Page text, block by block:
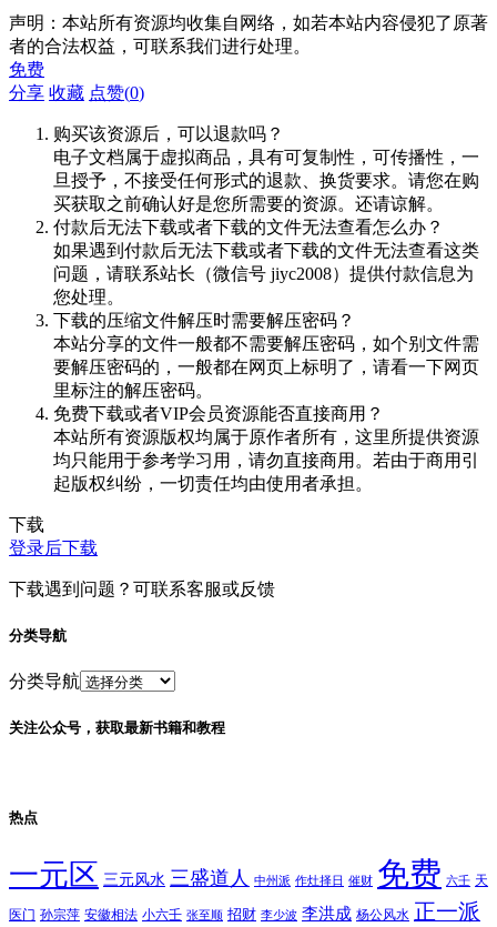
声明：本站所有资源均收集自网络，如若本站内容侵犯了原著
者的合法权益，可联系我们进行处理。
免费
分享 收藏 点赞(0)
购买该资源后，可以退款吗？
电子文档属于虚拟商品，具有可复制性，可传播性，一
旦授予，不接受任何形式的退款、换货要求。请您在购
买获取之前确认好是您所需要的资源。还请谅解。
付款后无法下载或者下载的文件无法查看怎么办？
如果遇到付款后无法下载或者下载的文件无法查看这类
问题，请联系站长（微信号 jiyc2008）提供付款信息为
您处理。
下载的压缩文件解压时需要解压密码？
本站分享的文件一般都不需要解压密码，如个别文件需
要解压密码的，一般都在网页上标明了，请看一下网页
里标注的解压密码。
免费下载或者VIP会员资源能否直接商用？
本站所有资源版权均属于原作者所有，这里所提供资源
均只能用于参考学习用，请勿直接商用。若由于商用引
起版权纠纷，一切责任均由使用者承担。
下载
登录后下载
下载遇到问题？可联系客服或反馈
分类导航
分类导航
关注公众号，获取最新书籍和教程
热点
一元区 三元风水 三盛道人 中州派 作灶择日 催财 免费 六壬 天
医门 孙宗萍 安徽相法 小六壬 张至顺 招财 李少波 李洪成 杨公风水 正一派